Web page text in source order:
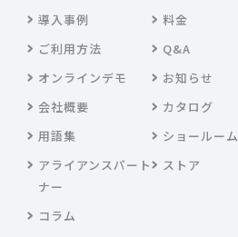
導入事例
料金
ご利用方法
Q&A
オンラインデモ
お知らせ
会社概要
カタログ
用語集
ショールーム
アライアンスパート
ナー
ストア
コラム